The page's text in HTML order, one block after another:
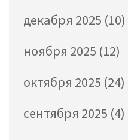
декабря 2025 (10)
ноября 2025 (12)
октября 2025 (24)
сентября 2025 (4)